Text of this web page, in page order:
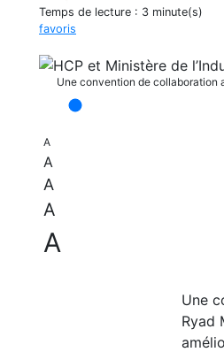
Temps de lecture : 3 minute(s)
favoris
Une convention de collaboration
A
A
A
A
A
Une
Ryad